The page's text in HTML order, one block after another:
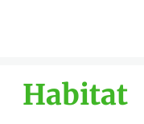
Habitat